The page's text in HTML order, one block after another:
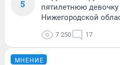
5
пятилетнюю
Нижегородской
7 250 17
МНЕНИЕ